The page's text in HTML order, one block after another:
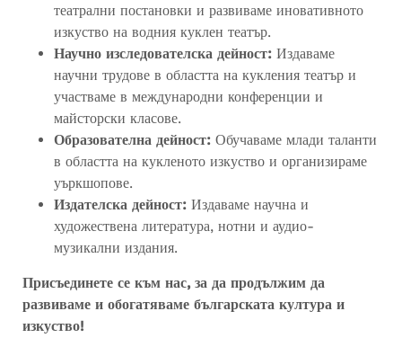
театрални постановки и развиваме иновативното
изкуство на водния куклен театър.
Научно изследователска дейност: Издаваме
научни трудове в областта на кукления театър и
участваме в международни конференции и
майсторски класове.
Образователна дейност: Обучаваме млади таланти
в областта на кукленото изкуство и организираме
уъркшопове.
Издателска дейност: Издаваме научна и
художествена литература, нотни и аудио-
музикални издания.
Присъединете се към нас, за да продължим да
развиваме и обогатяваме българската култура и
изкуство!